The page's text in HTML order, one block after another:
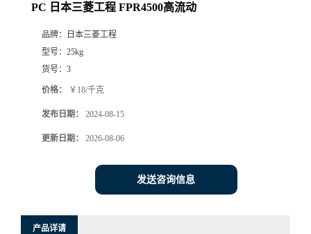
PC 日本三菱工程 FPR4500高流动
品牌：
日本三菱工程
型号： 25kg
货号： 3
价格： ￥18/千克
发布日期： 2024-08-15
更新日期： 2026-08-06
发送咨询信息
产品详请